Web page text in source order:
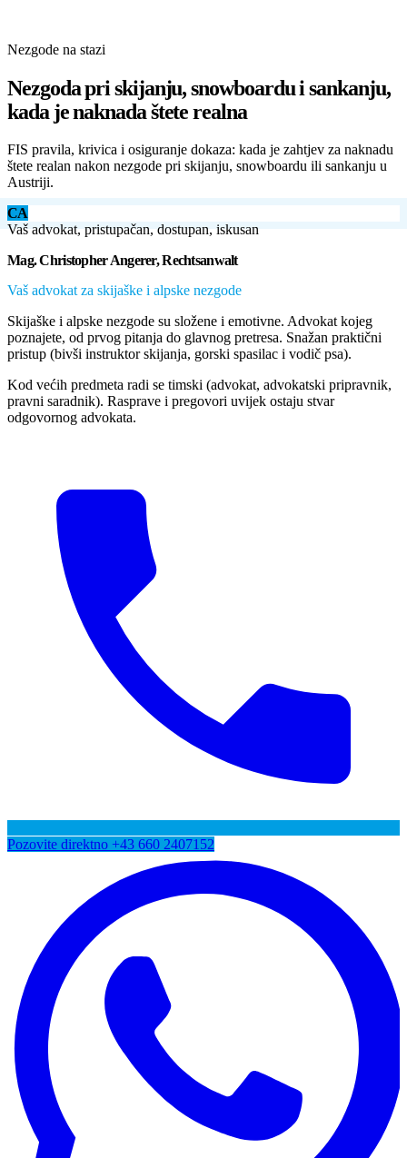
Nezgode na stazi
Nezgoda pri skijanju, snowboardu i sankanju,
kada je naknada štete realna
FIS pravila, krivica i osiguranje dokaza: kada je zahtjev za naknadu
štete realan nakon nezgode pri skijanju, snowboardu ili sankanju u
Austriji.
CA
Vaš advokat, pristupačan, dostupan, iskusan
Mag. Christopher Angerer, Rechtsanwalt
Vaš advokat za skijaške i alpske nezgode
Skijaške i alpske nezgode su složene i emotivne. Advokat kojeg
poznajete, od prvog pitanja do glavnog pretresa. Snažan praktični
pristup (bivši instruktor skijanja, gorski spasilac i vodič psa).
Kod većih predmeta radi se timski (advokat, advokatski pripravnik,
pravni saradnik). Rasprave i pregovori uvijek ostaju stvar
odgovornog advokata.
Pozovite direktno +43 660 2407152